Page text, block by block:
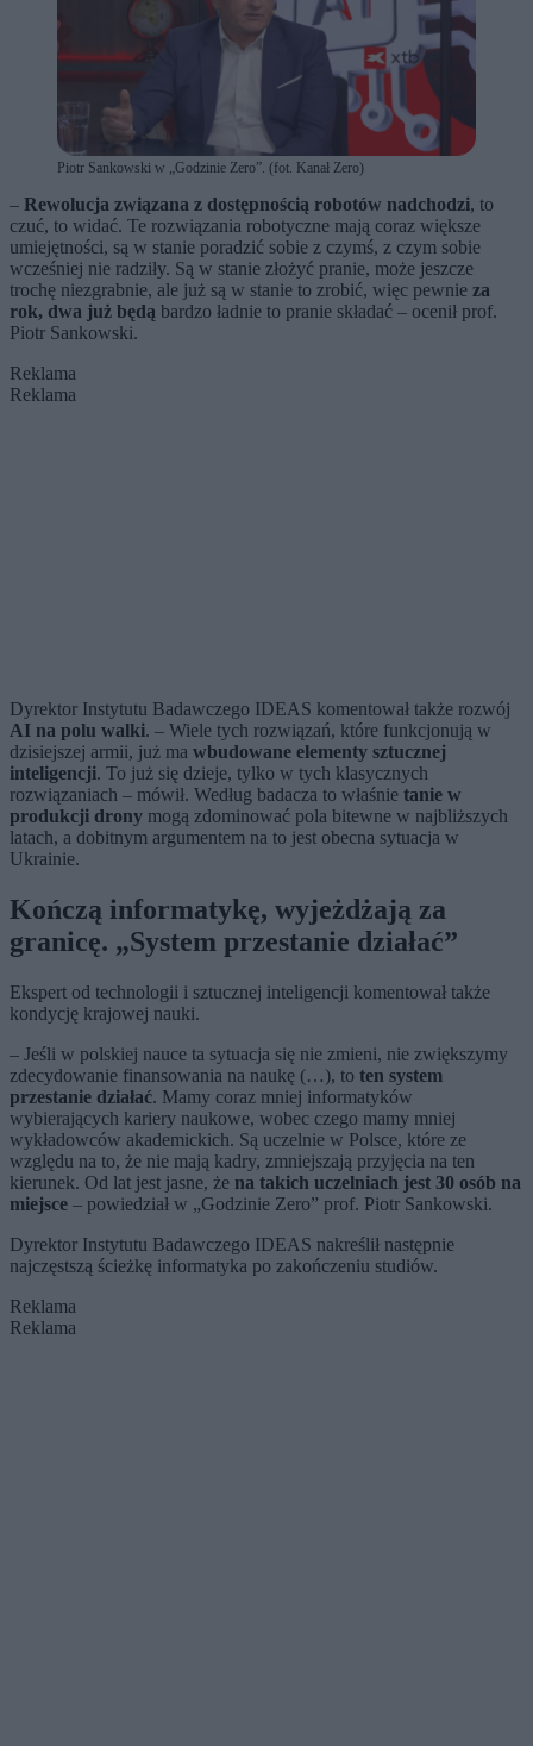
Piotr Sankowski w „Godzinie Zero”. (fot. Kanał Zero)
– Rewolucja związana z dostępnością robotów nadchodzi, to
czuć, to widać. Te rozwiązania robotyczne mają coraz większe
umiejętności, są w stanie poradzić sobie z czymś, z czym sobie
wcześniej nie radziły. Są w stanie złożyć pranie, może jeszcze
trochę niezgrabnie, ale już są w stanie to zrobić, więc pewnie za
rok, dwa już będą bardzo ładnie to pranie składać – ocenił prof.
Piotr Sankowski.
Reklama
Reklama
Dyrektor Instytutu Badawczego IDEAS komentował także rozwój
AI na polu walki. – Wiele tych rozwiązań, które funkcjonują w
dzisiejszej armii, już ma wbudowane elementy sztucznej
inteligencji. To już się dzieje, tylko w tych klasycznych
rozwiązaniach – mówił. Według badacza to właśnie tanie w
produkcji drony mogą zdominować pola bitewne w najbliższych
latach, a dobitnym argumentem na to jest obecna sytuacja w
Ukrainie.
Kończą informatykę, wyjeżdżają za
granicę. „System przestanie działać”
Ekspert od technologii i sztucznej inteligencji komentował także
kondycję krajowej nauki.
– Jeśli w polskiej nauce ta sytuacja się nie zmieni, nie zwiększymy
zdecydowanie finansowania na naukę (…), to ten system
przestanie działać. Mamy coraz mniej informatyków
wybierających kariery naukowe, wobec czego mamy mniej
wykładowców akademickich. Są uczelnie w Polsce, które ze
względu na to, że nie mają kadry, zmniejszają przyjęcia na ten
kierunek. Od lat jest jasne, że na takich uczelniach jest 30 osób na
miejsce – powiedział w „Godzinie Zero” prof. Piotr Sankowski.
Dyrektor Instytutu Badawczego IDEAS nakreślił następnie
najczęstszą ścieżkę informatyka po zakończeniu studiów.
Reklama
Reklama